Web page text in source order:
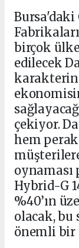
birçok
edilecek
çekiyor.
hem
oynaması
Hybrid-G
%40’ın
olacak, bu
önemli bir